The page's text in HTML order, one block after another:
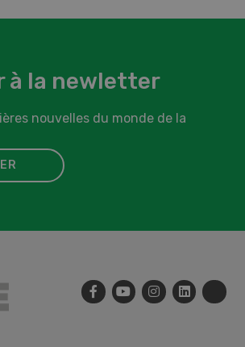
à la newletter
nouvelles du monde de la